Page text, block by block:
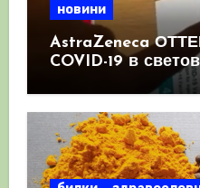
новини
AstraZeneca
COVID-19 в
като призна, че